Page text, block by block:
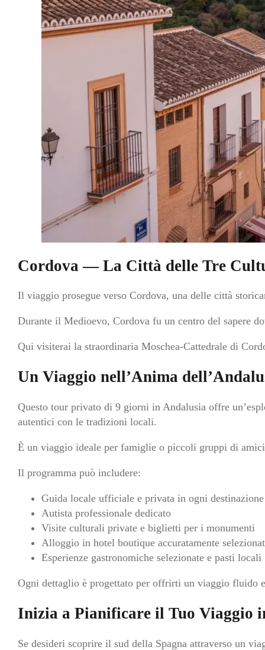
Cordova — La Città delle Tre
Il viaggio prosegue verso Cordova, una delle città
Durante il Medioevo, Cordova fu un centro del sapere
Qui visiterai la straordinaria Moschea-Cattedrale di
Un Viaggio nell’Anima
Questo tour privato di 9 giorni in Andalusia offre
autentici con le tradizioni locali.
È un viaggio ideale per famiglie o piccoli gruppi di
Il programma può includere:
Guida locale ufficiale e privata in ogni destinazione
Autista professionale dedicato
Visite culturali private e biglietti per i monumenti
Alloggio in hotel boutique accuratamente
Esperienze gastronomiche selezionate e pasti locali
Ogni dettaglio è progettato per offrirti un viaggio fluido
Inizia a Pianificare il Tuo Viaggio
Se desideri scoprire il sud della Spagna attraverso un